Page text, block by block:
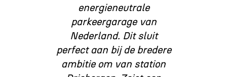
energieneutrale
parkeergarage van
Nederland. Dit sluit
perfect aan bij de bredere
ambitie om van station